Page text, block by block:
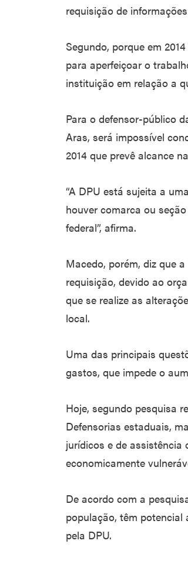
requisição de
Segundo, porque em
para aperfeiçoar o
instituição em relação a
Para o defensor-público
Aras, será impossível
2014 que prevê alcance
“A DPU está sujeita a
houver comarca ou
federal”, afirma.
Macedo, porém, diz que
requisição, devido ao
que se realize as
local.
Uma das principais
gastos, que impede o
Hoje, segundo pesquisa
Defensorias estaduais,
jurídicos e de assistência
economicamente
De acordo com a
população, têm
pela DPU.